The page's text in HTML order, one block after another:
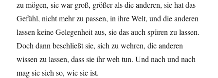
zu mögen, sie war groß, größer als die anderen, sie hat das
Gefühl, nicht mehr zu passen, in ihre Welt, und die anderen
lassen keine Gelegenheit aus, sie das auch spüren zu lassen.
Doch dann beschließt sie, sich zu wehren, die anderen
wissen zu lassen, dass sie ihr weh tun. Und nach und nach
mag sie sich so, wie sie ist.